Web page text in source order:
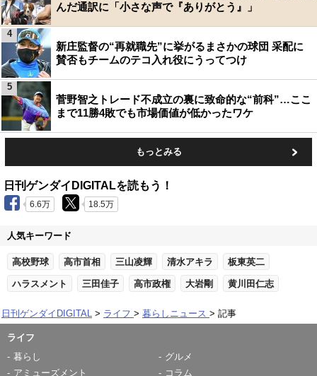
んだ通訳に「小さな声で『ありがとう』」
新庄監督の“再就職先”に挙がるまさかの球団 采配に
賛否もチームのテコ入れ役にうってつけ
4
菅野智之トレード不成立の裏に致命的な“前科”…ここ
まで11勝4敗でも市場価値が低かったワケ
5
もっとみる
日刊ゲンダイDIGITALを読もう！
6.6万 18.5万
人気キーワード
高校野球 高市首相 三山凌輝 清水アキラ 板東英二
ハラスメント 三田佳子 高市政権 大岩剛 黄川田仁志
日刊ゲンダイDIGITAL ライフ 暮らしニュース 記事
ライフ
暮らし
グルメ
アミューズメント
コラム